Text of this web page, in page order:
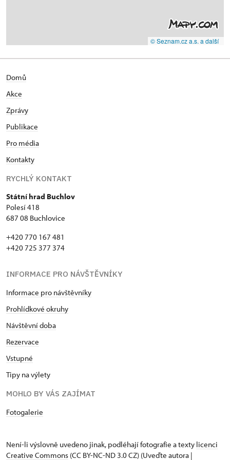
© Seznam.cz a.s. a další
Domů
Akce
Zprávy
Publikace
Pro média
Kontakty
RYCHLÝ KONTAKT
Státní hrad Buchlov
Polesí 418
687 08 Buchlovice
+420 770 167 481
+420 725 377 374
INFORMACE PRO NÁVŠTĚVNÍKY
Informace pro návštěvníky
Prohlídkové okruhy
Návštěvní doba
Rezervace
Vstupné
Tipy na výlety
MOHLO BY VÁS ZAJÍMAT
Fotogalerie
Není-li výslovně uvedeno jinak, podléhají fotografie a texty licenci
Creative Commons (CC BY-NC-ND 3.0 CZ) (Uveďte autora |